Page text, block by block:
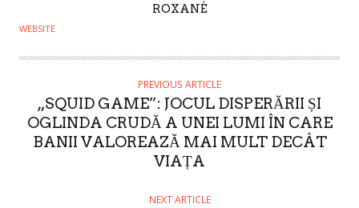
U
H
ROXANÉ
WEBSITE
PREVIOUS ARTICLE
„SQUID GAME”: JOCUL DISPERĂRII ȘI
OGLINDA CRUDĂ A UNEI LUMI ÎN CARE
BANII VALOREAZĂ MAI MULT DECÂT
VIAȚA
NEXT ARTICLE